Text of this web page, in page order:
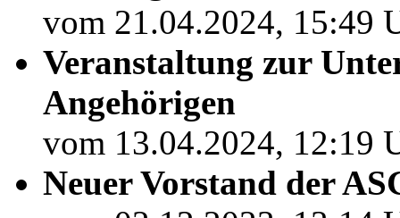
vom 21.04.2024, 15:49
Veranstaltung zur
Angehörigen
vom 13.04.2024, 12:19
Neuer Vorstand der